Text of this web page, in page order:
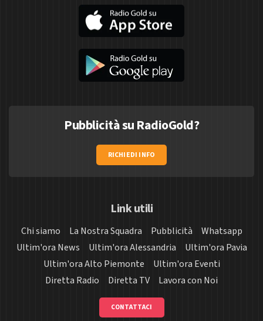
Pubblicità su RadioGold?
RICHIEDI INFO
Link utili
Chi siamo La Nostra Squadra Pubblicità
Whatsapp
Ultim'ora News
Ultim'ora Alessandria
Ultim'ora Pavia
Ultim'ora Alto Piemonte
Ultim'ora Eventi
Diretta Radio
Diretta TV Lavora con Noi
CONTATTACI